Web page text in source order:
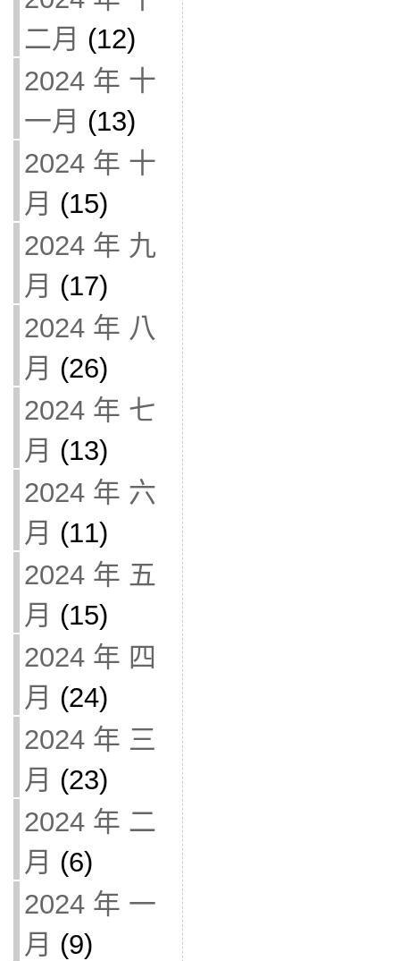
二月 (12)
2024 年 十
一月 (13)
2024 年 十
月 (15)
2024 年 九
月 (17)
2024 年 八
月 (26)
2024 年 七
月 (13)
2024 年 六
月 (11)
2024 年 五
月 (15)
2024 年 四
月 (24)
2024 年 三
月 (23)
2024 年 二
月 (6)
2024 年 一
月 (9)